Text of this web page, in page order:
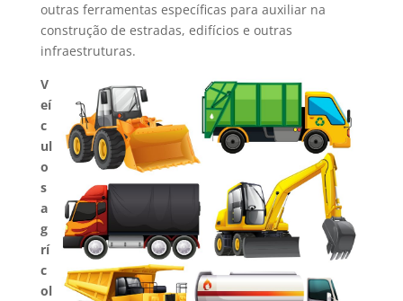
outras ferramentas específicas para auxiliar na
construção de estradas, edifícios e outras
infraestruturas.
V
eí
c
ul
o
s
a
g
rí
c
ol